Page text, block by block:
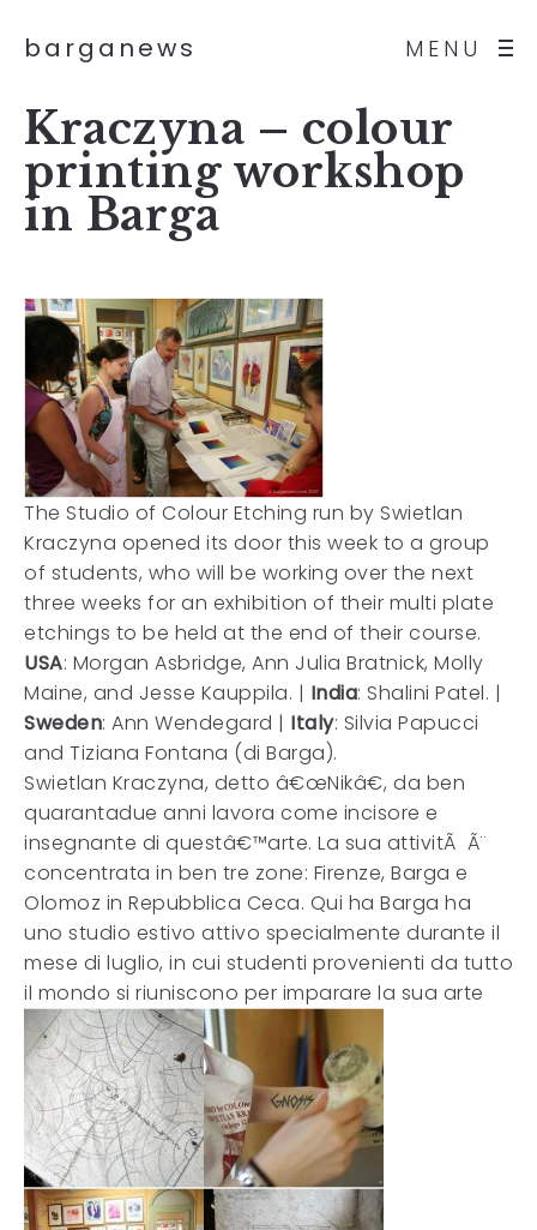
MENU
barganews
Kraczyna – colour
printing workshop
in Barga
The Studio of Colour Etching run by Swietlan
Kraczyna opened its door this week to a group
of students, who will be working over the next
three weeks for an exhibition of their multi plate
etchings to be held at the end of their course.
USA: Morgan Asbridge, Ann Julia Bratnick, Molly
Maine, and Jesse Kauppila. | India: Shalini Patel. |
Sweden: Ann Wendegard | Italy: Silvia Papucci
and Tiziana Fontana (di Barga).
Swietlan Kraczyna, detto â€œNikâ€, da ben
quarantadue anni lavora come incisore e
insegnante di questâ€™arte. La sua attivitÃ Ã¨
concentrata in ben tre zone: Firenze, Barga e
Olomoz in Repubblica Ceca. Qui ha Barga ha
uno studio estivo attivo specialmente durante il
mese di luglio, in cui studenti provenienti da tutto
il mondo si riuniscono per imparare la sua arte